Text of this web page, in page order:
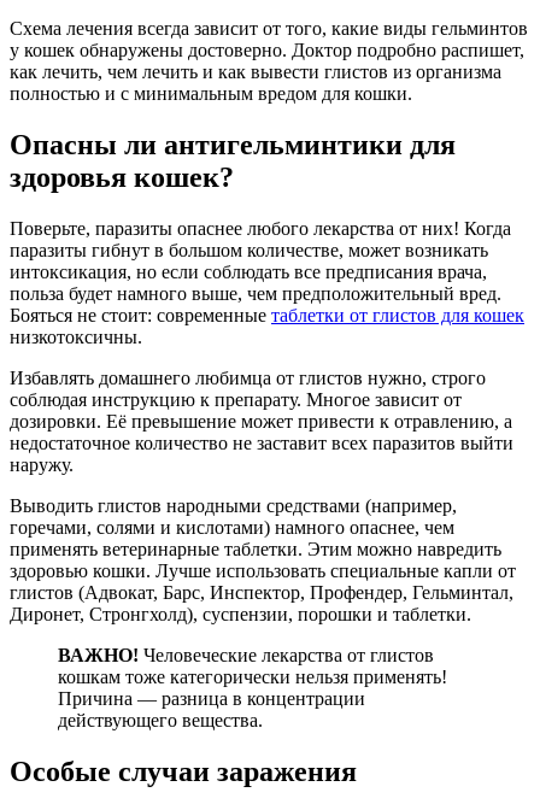
Схема лечения всегда зависит от того, какие виды гельминтов
у кошек обнаружены достоверно. Доктор подробно распишет,
как лечить, чем лечить и как вывести глистов из организма
полностью и с минимальным вредом для кошки.
Опасны ли антигельминтики для
здоровья кошек?
Поверьте, паразиты опаснее любого лекарства от них! Когда
паразиты гибнут в большом количестве, может возникать
интоксикация, но если соблюдать все предписания врача,
польза будет намного выше, чем предположительный вред.
Бояться не стоит: современные таблетки от глистов для кошек
низкотоксичны.
Избавлять домашнего любимца от глистов нужно, строго
соблюдая инструкцию к препарату. Многое зависит от
дозировки. Её превышение может привести к отравлению, а
недостаточное количество не заставит всех паразитов выйти
наружу.
Выводить глистов народными средствами (например,
горечами, солями и кислотами) намного опаснее, чем
применять ветеринарные таблетки. Этим можно навредить
здоровью кошки. Лучше использовать специальные капли от
глистов (Адвокат, Барс, Инспектор, Профендер, Гельминтал,
Диронет, Стронгхолд), суспензии, порошки и таблетки.
ВАЖНО! Человеческие лекарства от глистов
кошкам тоже категорически нельзя применять!
Причина — разница в концентрации
действующего вещества.
Особые случаи заражения